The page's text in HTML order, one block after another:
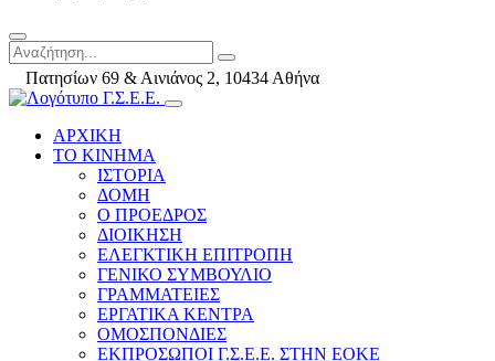
Πατησίων 69 & Αινιάνος 2, 10434 Αθήνα
ΑΡΧΙΚΗ
ΤΟ ΚΙΝΗΜΑ
ΙΣΤΟΡΙΑ
ΔΟΜΗ
Ο ΠΡΟΕΔΡΟΣ
ΔΙΟΙΚΗΣΗ
ΕΛΕΓΚΤΙΚΗ ΕΠΙΤΡΟΠΗ
ΓΕΝΙΚΟ ΣΥΜΒΟΥΛΙΟ
ΓΡΑΜΜΑΤΕΙΕΣ
ΕΡΓΑΤΙΚΑ ΚΕΝΤΡΑ
ΟΜΟΣΠΟΝΔΙΕΣ
ΕΚΠΡΟΣΩΠΟΙ Γ.Σ.Ε.Ε. ΣΤΗΝ ΕΟΚΕ